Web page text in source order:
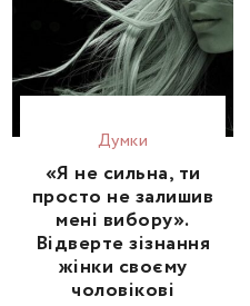
Думки
«Я не сильна, ти
просто не залишив
мені вибору».
Відверте зізнання
жінки своєму
чоловікові